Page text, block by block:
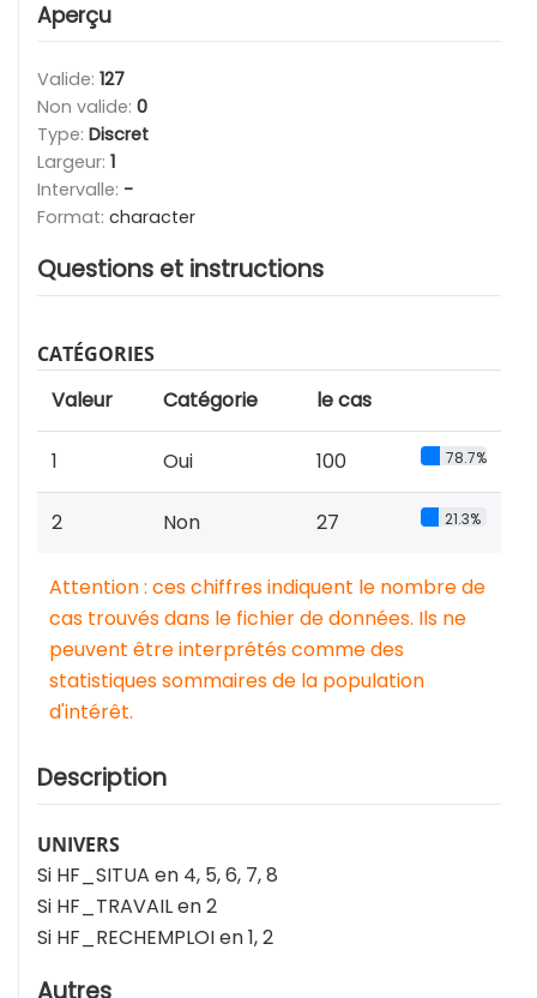
Aperçu
Valide: 127
Non valide: 0
Type: Discret
Largeur: 1
Intervalle: -
Format: character
Questions et instructions
CATÉGORIES
Valeur Catégorie le cas
1 Oui 100 78.7%
2 Non 27 21.3%
Attention : ces chiffres indiquent le nombre de
cas trouvés dans le fichier de données. Ils ne
peuvent être interprétés comme des
statistiques sommaires de la population
d'intérêt.
Description
UNIVERS
Si HF_SITUA en 4, 5, 6, 7, 8
Si HF_TRAVAIL en 2
Si HF_RECHEMPLOI en 1, 2
Autres